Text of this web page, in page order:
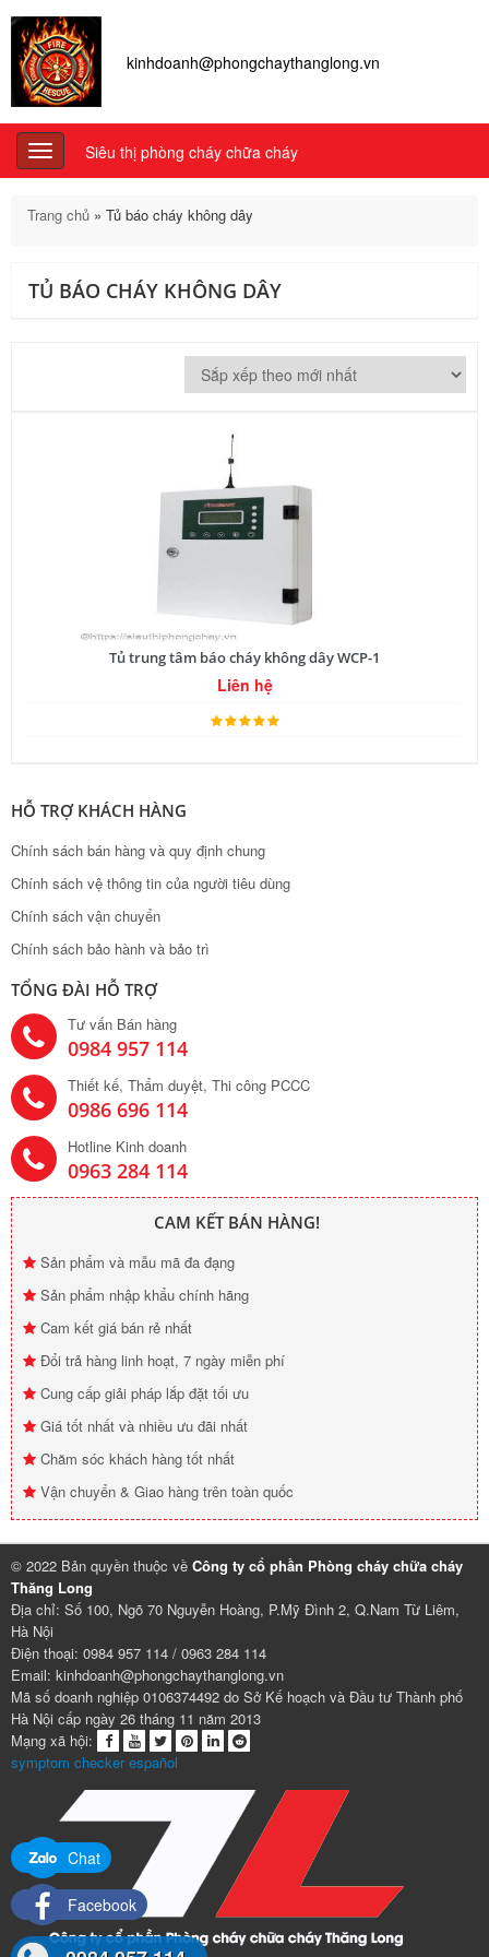
kinhdoanh@phongchaythanglong.vn
Toggle
navigation
Siêu thị phòng cháy chữa cháy
Trang chủ » Tủ báo cháy không dây
TỦ BÁO CHÁY KHÔNG DÂY
Tủ trung tâm báo cháy không dây WCP-1
Liên hệ
HỖ TRỢ KHÁCH HÀNG
Chính sách bán hàng và quy định chung
Chính sách vệ thông tin của người tiêu dùng
Chính sách vận chuyển
Chính sách bảo hành và bảo trì
TỔNG ĐÀI HỖ TRỢ
Tư vấn Bán hàng
0984 957 114
Thiết kế, Thẩm duyệt, Thi công PCCC
0986 696 114
Hotline Kinh doanh
0963 284 114
CAM KẾT BÁN HÀNG!
Sản phẩm và mẫu mã đa đạng
Sản phẩm nhập khẩu chính hãng
Cam kết giá bán rẻ nhất
Đổi trả hàng linh hoạt, 7 ngày miễn phí
Cung cấp giải pháp lắp đặt tối ưu
Giá tốt nhất và nhiều ưu đãi nhất
Chăm sóc khách hàng tốt nhất
Vận chuyển & Giao hàng trên toàn quốc
© 2022 Bản quyền thuộc về Công ty cổ phần Phòng cháy chữa cháy
Thăng Long
Địa chỉ: Số 100, Ngõ 70 Nguyễn Hoàng, P.Mỹ Đình 2, Q.Nam Từ Liêm,
Hà Nội
Điện thoại: 0984 957 114 / 0963 284 114
Email: kinhdoanh@phongchaythanglong.vn
Mã số doanh nghiệp 0106374492 do Sở Kế hoạch và Đầu tư Thành phố
Hà Nội cấp ngày 26 tháng 11 năm 2013
Mạng xã hội:
symptom checker español
Chat
Facebook